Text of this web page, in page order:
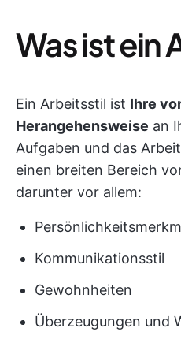
Was ist ein
Ein Arbeitsstil ist Ihre
Herangehensweise an
Aufgaben und das
einen breiten Bereich
darunter vor allem:
Kommunikationsstil
Gewohnheiten
Überzeugungen und